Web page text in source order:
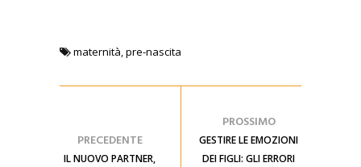
maternità,pre-nascita
PRECEDENTE
IL NUOVO PARTNER,
PROSSIMO
GESTIRE LE EMOZIONI
DEI FIGLI: GLI ERRORI